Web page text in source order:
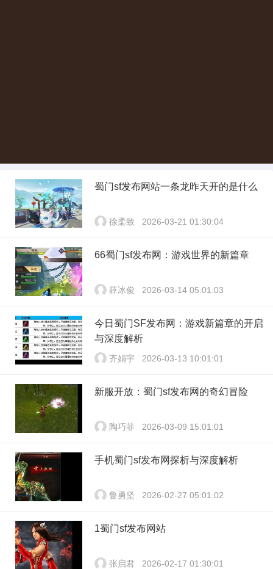
蜀门sf发布网站一条龙昨天开的是什么
徐柔致 2026-03-21 01:30:04
66蜀门sf发布网：游戏世界的新篇章
薛冰俊 2026-03-14 05:01:03
今日蜀门SF发布网：游戏新篇章的开启
与深度解析
齐娟宇 2026-03-13 10:01:01
新服开放：蜀门sf发布网的奇幻冒险
陶巧菲 2026-03-09 15:01:01
手机蜀门sf发布网探析与深度解析
鲁勇坚 2026-02-27 05:01:02
1蜀门sf发布网站
张启君 2026-02-17 01:30:01